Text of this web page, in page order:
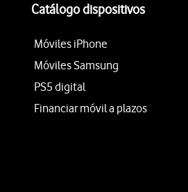
Catálogo dispositivos
Móviles iPhone
Móviles Samsung
PS5 digital
Financiar móvil a plazos